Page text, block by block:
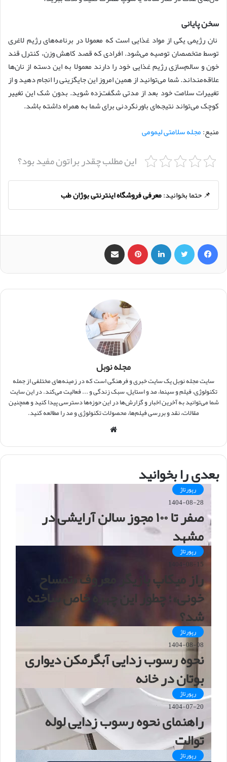
سخن پایانی
نان رژیمی یکی از مواد غذایی است که معمولا در برنامه‌های رژیم لاغری
توسط متخصصان توصیه می‌شود. افرادی که قصد کاهش وزن، کنترل قند
خون و سالم‌سازی رژیم غذایی خود را دارند معمولا به این دسته از نان‌ها
علاقه‌منداند. شما می‌توانید از همین امروز این جایگزینی را انجام دهید و از
تغییرات سلامت خود بعد از مدتی شگفت‌زده شوید. بدون شک این تغییر
کوچک می‌تواند نتیجه‌ای باورنکردنی برای شما به همراه داشته باشد.
منبع:مجله سلامتی لیمومی
این مطلب چقدر براتون مفید بود؟
📌 حتما بخوانید:معرفی فروشگاه اینترنتی بوژان طب
‫پین‌ترست
مجله نوبل
سایت مجله نوبل یک سایت خبری و فرهنگی است که در زمینه‌های مختلفی از جمله
تکنولوژی، فیلم و سینما، مد و استایل، سبک زندگی و ... فعالیت می‌کند. در این سایت
شما می‌توانید به آخرین اخبار و گزارش‌ها در این حوزه‌ها دسترسی پیدا کنید و همچنین
مقالات، نقد و بررسی فیلم‌ها، محصولات تکنولوژی و مد را مطالعه کنید.
س
بعدی را بخوانید
رپورتاژ
1404-08-28
صفر تا ۱۰۰ مجوز سالن آرایشی در
مشهد
رپورتاژ
1404-08-15
راز میکاپ بازیگر معروف «تمساح
خونی»؛ چطور این چهره خاص ساخته
شد؟
رپورتاژ
1404-08-08
نحوه رسوب زدایی آبگرمکن دیواری
بوتان در خانه
رپورتاژ
1404-07-20
راهنمای نحوه رسوب زدایی لوله
توالت
رپورتاژ